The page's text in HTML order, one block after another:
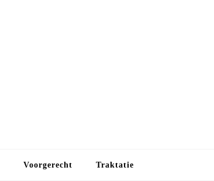
Voorgerecht Traktatie